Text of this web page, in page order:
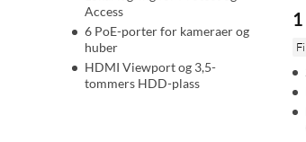
Administrasjonsgrensesnitt: Ethernet In-Band
Nettverksgrensesnitt: (1) GbE RJ45-port
(1) 1/10 GbE SFP+-port
Strømtilførsel: (1) Universell AC-input,
Access
6 PoE-porter for kameraer og
huber
HDMI Viewport og 3,5-
tommers HDD-plass